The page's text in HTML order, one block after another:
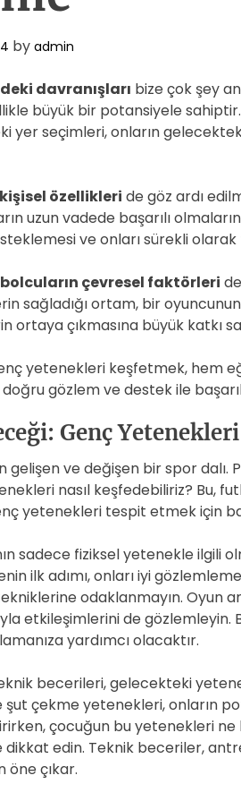
by admin
davranışları bize çok şey
büyük bir potansiyele
yer seçimleri, onların
özellikleri de göz ardı
uzun vadede başarılı
ve onları sürekli
çevresel faktörleri
sağladığı ortam, bir
ortaya çıkmasına büyük katkı
yetenekleri keşfetmek, hem
gözlem ve destek ile
Genç
gelişen ve değişen bir spor dalı.
nasıl keşfedebiliriz? Bu,
yetenekleri tespit etmek için
sadece fiziksel yetenekle ilgili
ilk adımı, onları iyi
odaklanmayın. Oyun
etkileşimlerini de gözlemleyin.
yardımcı olacaktır.
becerileri, gelecekteki
çekme yetenekleri, onların
çocuğun bu yetenekleri
edin. Teknik beceriler,
öne çıkar.